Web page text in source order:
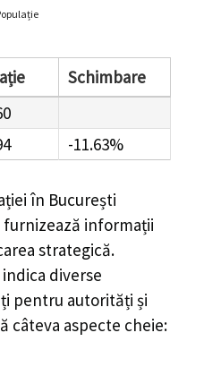
Schimbare
-11.63%
în București
informații
strategică.
diverse
pentru autorități și
câteva aspecte cheie: